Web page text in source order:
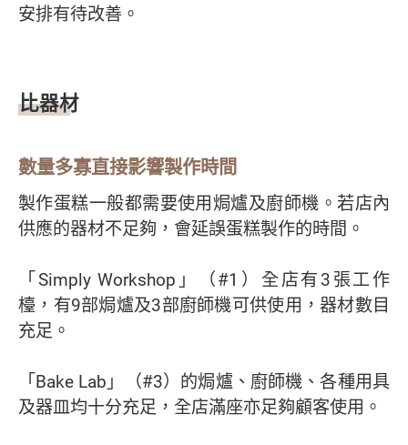
安排有待改善。
比器材
數量多寡直接影響製作時間
製作蛋糕一般都需要使用焗爐及廚師機。若店內
供應的器材不足夠，會延誤蛋糕製作的時間。
「Simply Workshop」（#1）全店有3張工作
檯，有9部焗爐及3部廚師機可供使用，器材數目
充足。
「Bake Lab」（#3）的焗爐、廚師機、各種用具
及器皿均十分充足，全店滿座亦足夠顧客使用。